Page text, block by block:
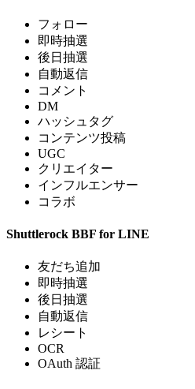
フォロー
即時抽選
後日抽選
自動返信
コメント
DM
ハッシュタグ
コンテンツ投稿
UGC
クリエイター
インフルエンサー
コラボ
Shuttlerock BBF for LINE
友だち追加
即時抽選
後日抽選
自動返信
レシート
OCR
OAuth 認証